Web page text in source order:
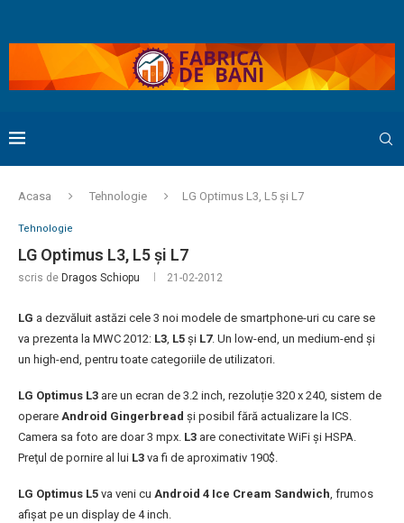
Acasa Tehnologie LG Optimus L3, L5 și L7
Tehnologie
LG Optimus L3, L5 și L7
scris de Dragos Schiopu 21-02-2012
LG a dezvăluit astăzi cele 3 noi modele de smartphone-uri cu care se
va prezenta la MWC 2012: L3, L5 și L7. Un low-end, un medium-end și
un high-end, pentru toate categoriile de utilizatori.
LG Optimus L3 are un ecran de 3.2 inch, rezoluție 320 x 240, sistem de
operare Android Gingerbread și posibil fără actualizare la ICS.
Camera sa foto are doar 3 mpx. L3 are conectivitate WiFi și HSPA.
Preţul de pornire al lui L3 va fi de aproximativ 190$.
LG Optimus L5 va veni cu Android 4 Ice Cream Sandwich, frumos
afişat pe un display de 4 inch.